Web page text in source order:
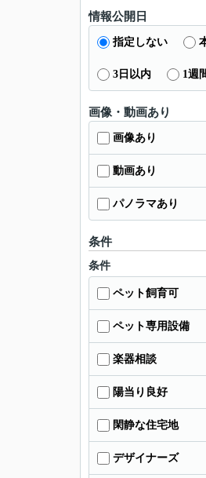
情報公開日
指定しない
3日以内 1週
画像・動画あり
画像あり
動画あり
パノラマあり
条件
条件
ペット飼育可
ペット専用設備
楽器相談
陽当り良好
閑静な住宅地
デザイナーズ